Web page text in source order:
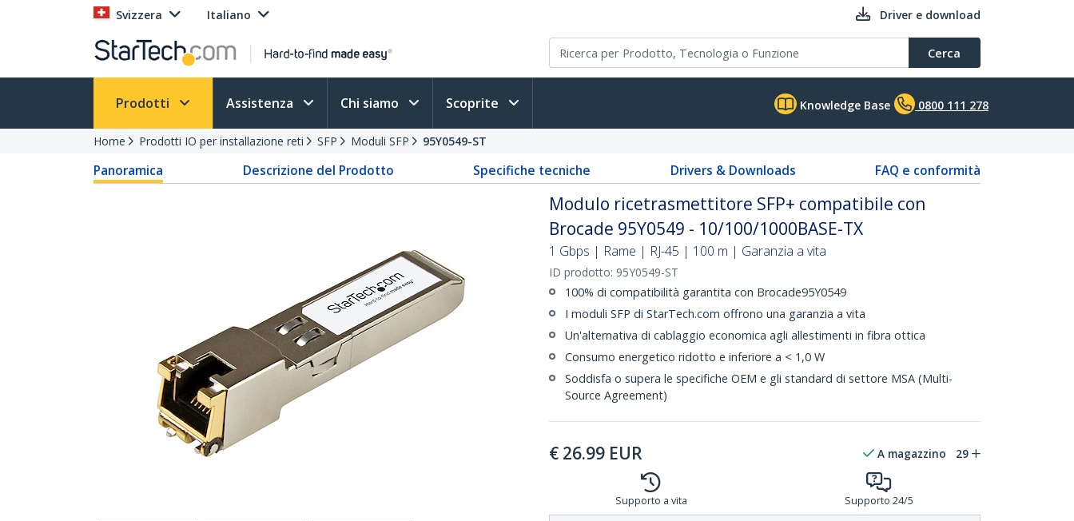
Svizzera Italiano Driver e download
Cerca
Prodotti Assistenza Chi siamo Scoprite Knowledge Base 0800 111 278
Home Prodotti IO per installazione reti SFP Moduli SFP 95Y0549-ST
Panoramica Descrizione del Prodotto Specifiche tecniche Drivers & Downloads FAQ e conformità
Modulo ricetrasmettitore SFP+ compatibile con
Brocade 95Y0549 - 10/100/1000BASE-TX
1 Gbps | Rame | RJ-45 | 100 m | Garanzia a vita
ID prodotto: 95Y0549-ST
100% di compatibilità garantita con Brocade95Y0549
I moduli SFP di StarTech.com offrono una garanzia a vita
Un'alternativa di cablaggio economica agli allestimenti in fibra ottica
Consumo energetico ridotto e inferiore a < 1,0 W
Soddisfa o supera le specifiche OEM e gli standard di settore MSA (Multi-
Source Agreement)
€ 26.99 EUR A magazzino 29
Supporto a vita Supporto 24/5